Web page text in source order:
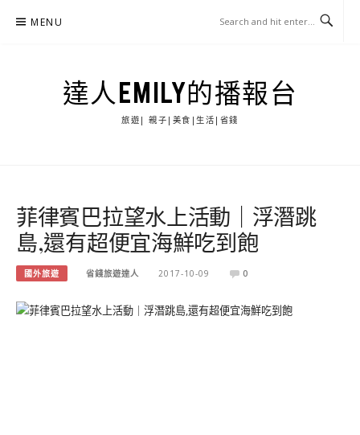
MENU
達人EMILY的播報台
旅遊| 親子|美食|生活|省錢
菲律賓巴拉望水上活動｜浮潛跳
島,還有超便宜海鮮吃到飽
國外旅遊 省錢旅遊達人 2017-10-09 0